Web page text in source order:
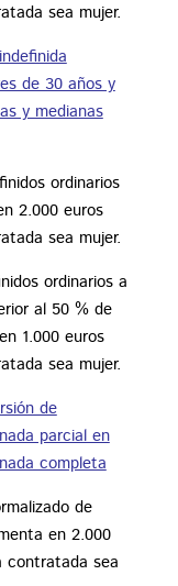
sea mujer.
de 30 años y
y medianas
ordinarios
2.000 euros
sea mujer.
ordinarios a
al 50 % de
1.000 euros
sea mujer.
de
parcial en
completa
de
en 2.000
contratada sea